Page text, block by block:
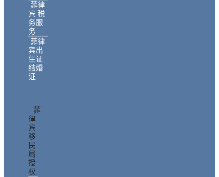
菲律
宾 税
务服
务
菲律
宾出
生证
结婚
证
菲
律
宾
移
民
局
授
权